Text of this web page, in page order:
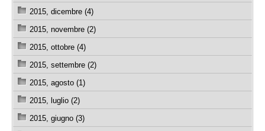
2015, dicembre (4)
2015, novembre (2)
2015, ottobre (4)
2015, settembre (2)
2015, agosto (1)
2015, luglio (2)
2015, giugno (3)